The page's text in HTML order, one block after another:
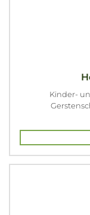
Kinder-